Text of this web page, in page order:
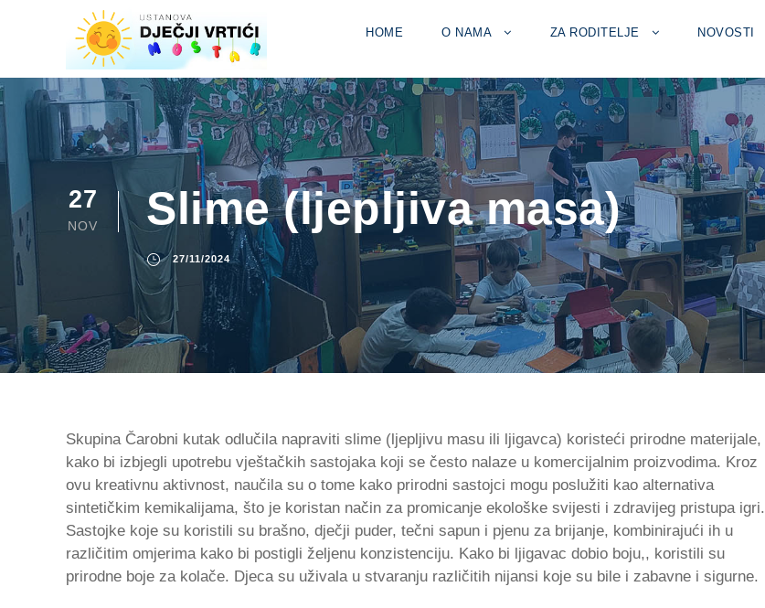
HOME O NAMA ZA RODITELJE NOVOSTI
27
NOV Slime (ljepljiva masa)
27/11/2024
Skupina Čarobni kutak odlučila napraviti slime (ljepljivu masu ili ljigavca) koristeći prirodne materijale,
kako bi izbjegli upotrebu vještačkih sastojaka koji se često nalaze u komercijalnim proizvodima. Kroz
ovu kreativnu aktivnost, naučila su o tome kako prirodni sastojci mogu poslužiti kao alternativa
sintetičkim kemikalijama, što je koristan način za promicanje ekološke svijesti i zdravijeg pristupa igri.
Sastojke koje su koristili su brašno, dječji puder, tečni sapun i pjenu za brijanje, kombinirajući ih u
različitim omjerima kako bi postigli željenu konzistenciju. Kako bi ljigavac dobio boju,, koristili su
prirodne boje za kolače. Djeca su uživala u stvaranju različitih nijansi koje su bile i zabavne i sigurne.